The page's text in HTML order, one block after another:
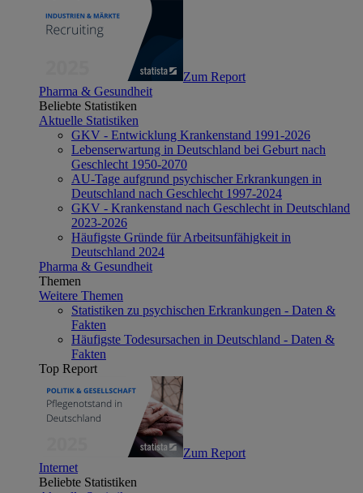
Zum Report
Pharma & Gesundheit
Beliebte Statistiken
Aktuelle Statistiken
GKV - Entwicklung Krankenstand 1991-2026
Lebenserwartung in Deutschland bei Geburt nach
Geschlecht 1950-2070
AU-Tage aufgrund psychischer Erkrankungen in
Deutschland nach Geschlecht 1997-2024
GKV - Krankenstand nach Geschlecht in Deutschland
2023-2026
Häufigste Gründe für Arbeitsunfähigkeit in
Deutschland 2024
Pharma & Gesundheit
Themen
Weitere Themen
Statistiken zu psychischen Erkrankungen - Daten &
Fakten
Häufigste Todesursachen in Deutschland - Daten &
Fakten
Top Report
Zum Report
Internet
Beliebte Statistiken